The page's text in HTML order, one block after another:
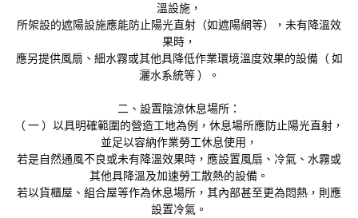
溫設施，
所架設的遮陽設施應能防止陽光直射（如遮陽網等），未有降溫效
果時，
應另提供風扇、細水霧或其他具降低作業環境溫度效果的設備（ 如
灑水系統等 ）。
二、設置陰涼休息場所：
（ 一 ）以具明確範圍的營造工地為例，休息場所應防止陽光直射，
並足以容納作業勞工休息使用，
若是自然通風不良或未有降溫效果時，應設置風扇、冷氣、水霧或
其他具降溫及加速勞工散熱的設備。
若以貨櫃屋、組合屋等作為休息場所，其內部甚至更為悶熱，則應
設置冷氣。